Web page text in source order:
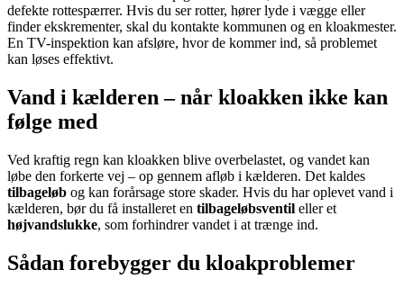
defekte rottespærrer. Hvis du ser rotter, hører lyde i vægge eller
finder ekskrementer, skal du kontakte kommunen og en kloakmester.
En TV-inspektion kan afsløre, hvor de kommer ind, så problemet
kan løses effektivt.
Vand i kælderen – når kloakken ikke kan
følge med
Ved kraftig regn kan kloakken blive overbelastet, og vandet kan
løbe den forkerte vej – op gennem afløb i kælderen. Det kaldes
tilbageløb og kan forårsage store skader. Hvis du har oplevet vand i
kælderen, bør du få installeret en tilbageløbsventil eller et
højvandslukke, som forhindrer vandet i at trænge ind.
Sådan forebygger du kloakproblemer